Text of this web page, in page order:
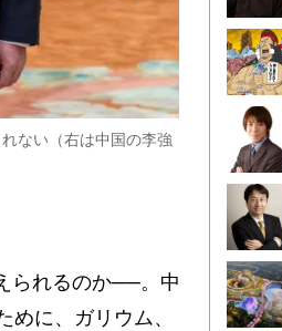
ない（右は中国の李強
られるのか──。中
に、ガリウム、